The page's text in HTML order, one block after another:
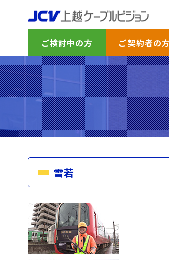
ご検討中の方 ご契約者の
雪若